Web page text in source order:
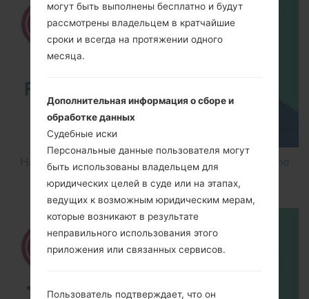
How to Flash Stock Firmware on LG Smartphone
using LG UP?
могут быть выполнены бесплатно и будут
рассмотрены владельцем в кратчайшие
сроки и всегда на протяжении одного
месяца.
Дополнительная информация о сборе и
обработке данных
Судебные иски
Персональные данные пользователя могут
быть использованы владельцем для
юридических целей в суде или на этапах,
ведущих к возможным юридическим мерам,
которые возникают в результате
неправильного использования этого
приложения или связанных сервисов.
Пользователь подтверждает, что он